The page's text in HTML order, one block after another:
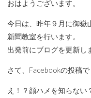
おはようございます。
今日は、昨年９月に御嶽
新聞教室を行います。
出発前にブログを更新し
さて、Facebookの投稿
え！？顔ハメを知らない